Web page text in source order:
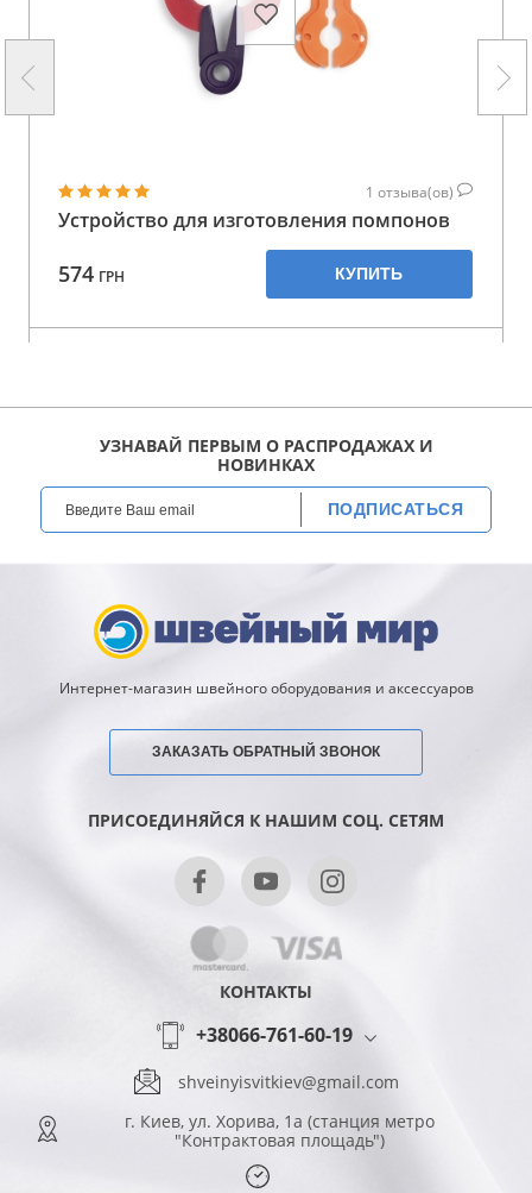
1 отзыва(ов)
Устройство для изготовления помпонов
574 ГРН КУПИТЬ
УЗНАВАЙ ПЕРВЫМ О РАСПРОДАЖАХ И
НОВИНКАХ
ПОДПИСАТЬСЯ
Интернет-магазин швейного оборудования и аксессуаров
ЗАКАЗАТЬ ОБРАТНЫЙ ЗВОНОК
ПРИСОЕДИНЯЙСЯ К НАШИМ СОЦ. СЕТЯМ
КОНТАКТЫ
+38066-761-60-19
shveinyisvitkiev@gmail.com
г. Киев, ул. Хорива, 1а (станция метро
"Контрактовая площадь")